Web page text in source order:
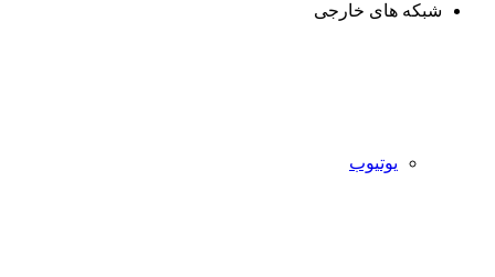
شبکه های خارجی
یوتیوب